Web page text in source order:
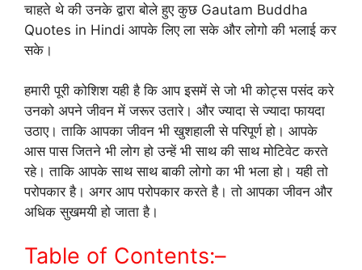
चाहते थे की उनके द्वारा बोले हुए कुछ Gautam Buddha
Quotes in Hindi आपके लिए ला सके और लोगो की भलाई कर
सके।
हमारी पूरी कोशिश यही है कि आप इसमें से जो भी कोट्स पसंद करे
उनको अपने जीवन में जरूर उतारे। और ज्यादा से ज्यादा फायदा
उठाए। ताकि आपका जीवन भी खुशहाली से परिपूर्ण हो। आपके
आस पास जितने भी लोग हो उन्हें भी साथ की साथ मोटिवेट करते
रहे। ताकि आपके साथ साथ बाकी लोगो का भी भला हो। यही तो
परोपकार है। अगर आप परोपकार करते है। तो आपका जीवन और
अधिक सुखमयी हो जाता है।
Table of Contents:–